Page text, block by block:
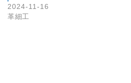
2024-11-16
革細工